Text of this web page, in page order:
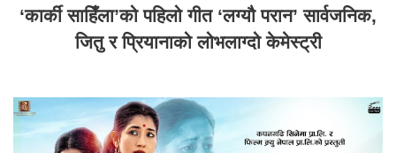
‘कार्की साहिँला’को पहिलो गीत ‘लग्यौ परान’ सार्वजनिक,
जितु र प्रियानाको लोभलाग्दो केमेस्ट्री